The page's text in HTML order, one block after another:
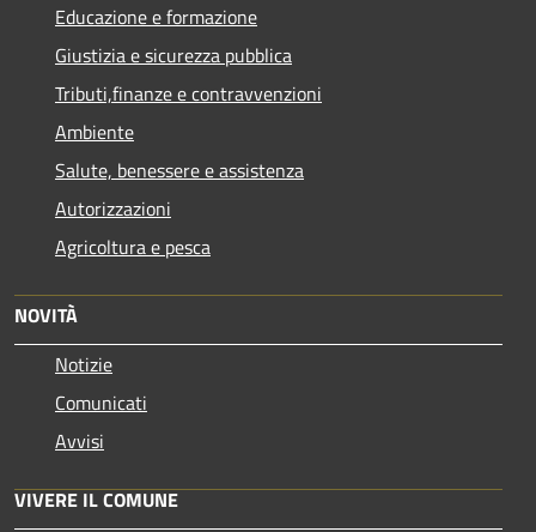
Educazione e formazione
Giustizia e sicurezza pubblica
Tributi,finanze e contravvenzioni
Ambiente
Salute, benessere e assistenza
Autorizzazioni
Agricoltura e pesca
NOVITÀ
Notizie
Comunicati
Avvisi
VIVERE IL COMUNE